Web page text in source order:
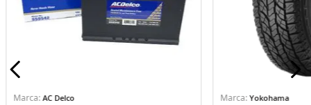
AC Delco Yokohama